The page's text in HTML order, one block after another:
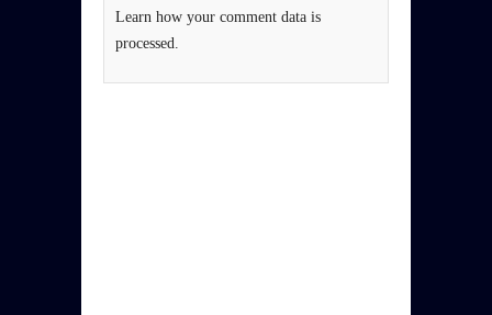
Learn how your comment data is
processed.